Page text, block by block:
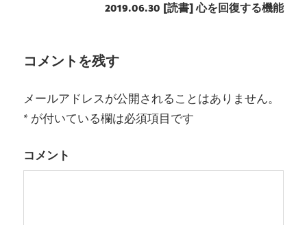
ゲ
ー
シ
ョ
ン
2019.06.30 [読書] 心を回復する機能
コメントを残す
メールアドレスが公開されることはありません。
*が付いている欄は必須項目です
コメント